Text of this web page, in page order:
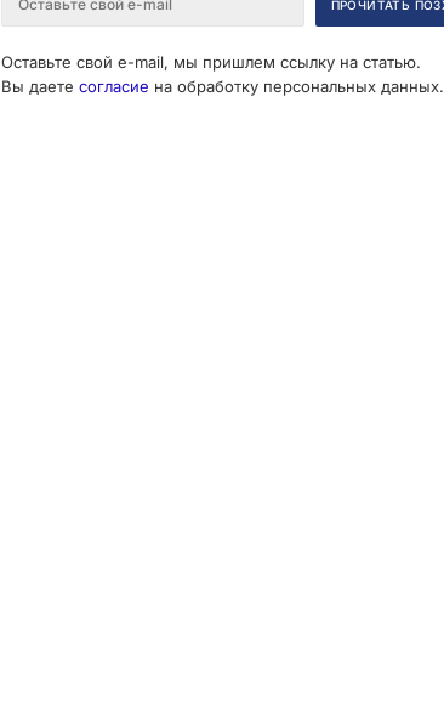
Оставьте свой e-mail, мы пришлем ссылку на статью.
Вы даете согласие на обработку персональных данных.